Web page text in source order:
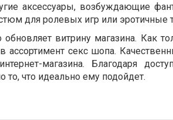
аксессуары, возбуждающие
для ролевых игр или эротичные
обновляет витрину магазина. Как
ассортимент секс шопа.
магазина. Благодаря
то, что идеально ему подойдет.